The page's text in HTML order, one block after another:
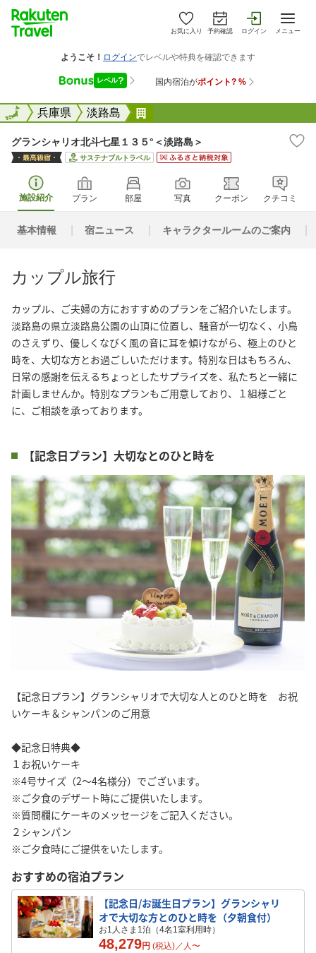
お気に入り 予約確認 ログイン メニュー
全国兵庫県 淡路島
全国
グランシャリオ北斗七星１３５°＜淡路島＞
サステナブルトラベル
施設紹介 プラン 部屋 写真 クーポン クチコミ
基本情報 宿ニュース キャラクタールームのご案内
カップル旅行
カップル、ご夫婦の方におすすめのプランをご紹介いたします。
淡路島の県立淡路島公園の山頂に位置し、騒音が一切なく、小鳥
のさえずり、優しくなびく風の音に耳を傾けながら、極上のひと
時を、大切な方とお過ごしいただけます。特別な日はもちろん、
日常の感謝を伝えるちょっとしたサプライズを、私たちと一緒に
計画しませんか。特別なプランもご用意しており、１組様ごと
に、ご相談を承っております。
【記念日プラン】大切なとのひと時を
【記念日プラン】グランシャリオで大切な人とのひと時を お祝
いケーキ＆シャンパンのご用意
◆記念日特典◆
１お祝いケーキ
※4号サイズ（2～4名様分）でございます。
※ご夕食のデザート時にご提供いたします。
※質問欄にケーキのメッセージをご記入ください。
２シャンパン
※ご夕食時にご提供をいたします。
おすすめの宿泊プラン
【記念日/お誕生日プラン】グランシャリ
オで大切な方とのひと時を（夕朝食付）
お1人さま1泊（4名1室利用時）
48,279円 (税込)／ 人〜